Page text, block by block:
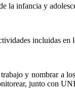
la infancia y
incluidas
y nombrar a
junto con